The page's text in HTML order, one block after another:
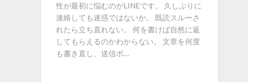
性が最初に悩むのがLINEです。 久しぶりに
連絡しても迷惑ではないか。 既読スルーさ
れたら立ち直れない。 何を書けば自然に返
してもらえるのかわからない。 文章を何度
も書き直し、送信ボ…